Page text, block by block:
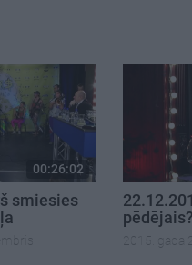
00:26:02
smiesies
2015.